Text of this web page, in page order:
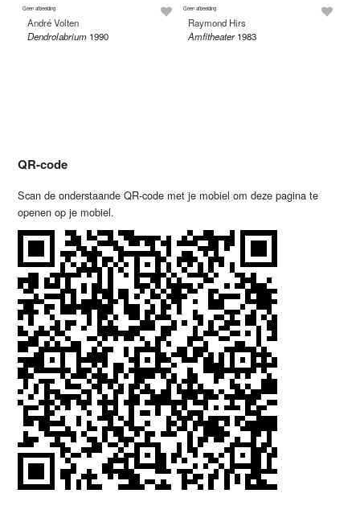
Geen afbeelding
André Volten
Dendrolabrium 1990
Geen afbeelding
Raymond Hirs
Amfitheater 1983
QR-code
Scan de onderstaande QR-code met je mobiel om deze pagina te
openen op je mobiel.